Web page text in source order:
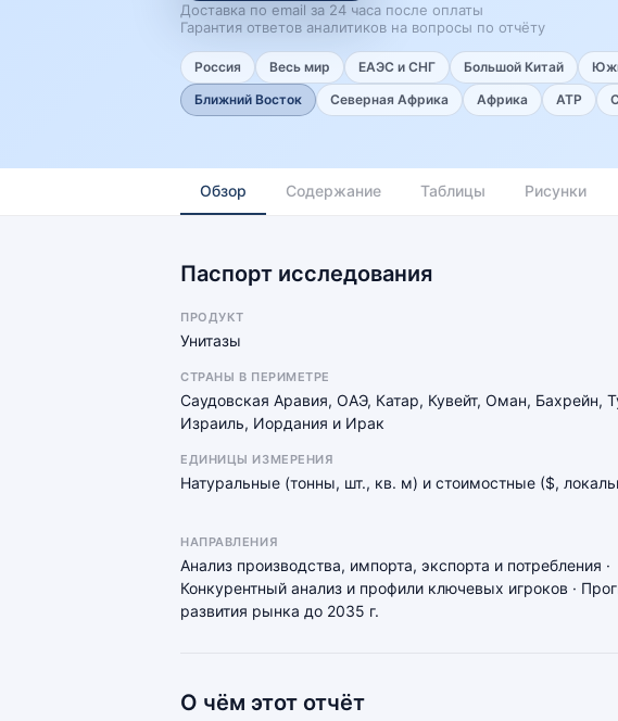
Доставка по email за 24 часа после оплаты
Гарантия ответов аналитиков на вопросы по отчёту
Россия Весь мир ЕАЭС и СНГ Большой Китай
Ближний Восток
Северная Африка Африка АТР
Обзор Содержание Таблицы Рисунки
Паспорт исследования
ПРОДУКТ
Унитазы
СТРАНЫ В ПЕРИМЕТРЕ
Саудовская Аравия, ОАЭ, Катар, Кувейт, Оман, Бахрейн,
Израиль, Иордания и Ирак
ЕДИНИЦЫ ИЗМЕРЕНИЯ
Натуральные (тонны, шт., кв. м) и стоимостные ($,
НАПРАВЛЕНИЯ
Анализ производства, импорта, экспорта и потребления ·
Конкурентный анализ и профили ключевых игроков ·
развития рынка до 2035 г.
О чём этот отчёт